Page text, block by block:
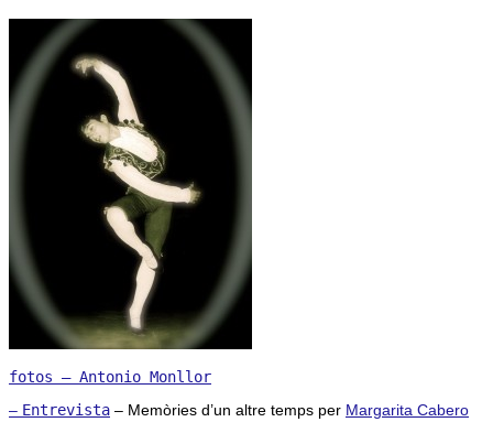
fotos – Antonio Monllor
– Entrevista – Memòries d’un altre temps per Margarita Cabero